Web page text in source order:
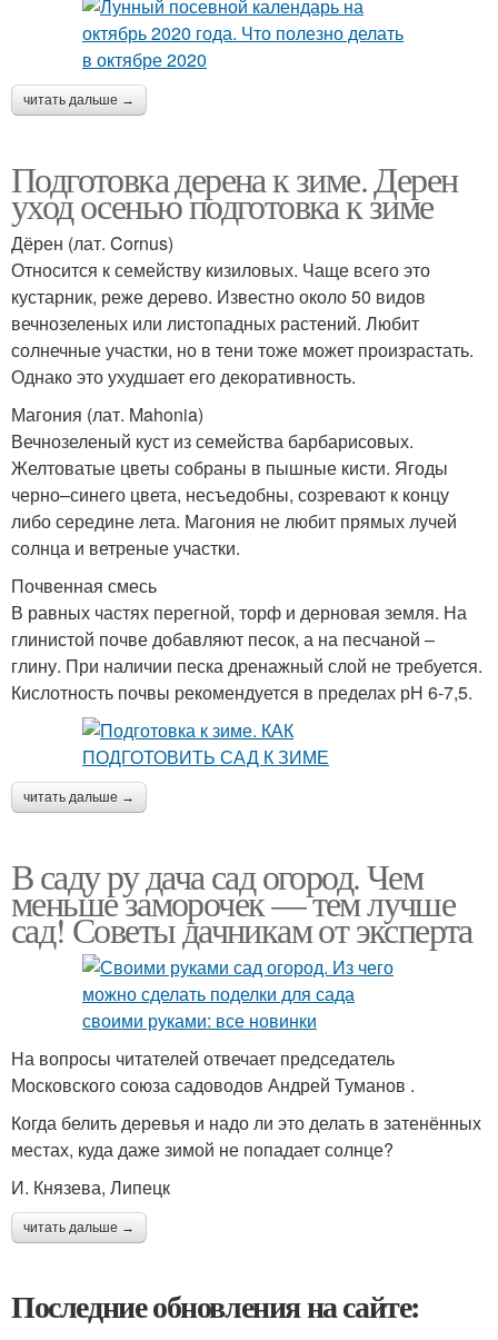
читать дальше →
Подготовка дерена к зиме. Дерен
уход осенью подготовка к зиме
Дёрен (лат. Cornus)
Относится к семейству кизиловых. Чаще всего это
кустарник, реже дерево. Известно около 50 видов
вечнозеленых или листопадных растений. Любит
солнечные участки, но в тени тоже может произрастать.
Однако это ухудшает его декоративность.
Магония (лат. Mahonia)
Вечнозеленый куст из семейства барбарисовых.
Желтоватые цветы собраны в пышные кисти. Ягоды
черно–синего цвета, несъедобны, созревают к концу
либо середине лета. Магония не любит прямых лучей
солнца и ветреные участки.
Почвенная смесь
В равных частях перегной, торф и дерновая земля. На
глинистой почве добавляют песок, а на песчаной –
глину. При наличии песка дренажный слой не требуется.
Кислотность почвы рекомендуется в пределах рН 6-7,5.
читать дальше →
В саду ру дача сад огород. Чем
меньше заморочек — тем лучше
сад! Советы дачникам от эксперта
На вопросы читателей отвечает председатель
Московского союза садоводов Андрей Туманов .
Когда белить деревья и надо ли это делать в затенённых
местах, куда даже зимой не попадает солнце?
И. Князева, Липецк
читать дальше →
Последние обновления на сайте: